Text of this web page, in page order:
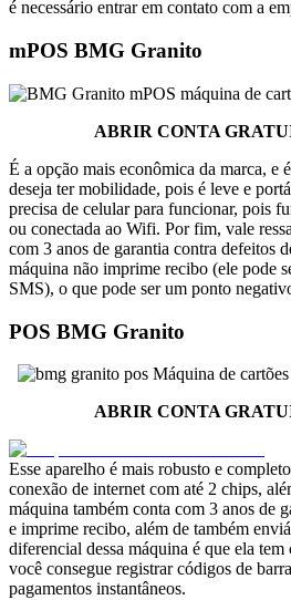
é necessário entrar em contato com a
mPOS BMG Granito
máquina de
ABRIR CONTA
É a opção mais econômica da marca, e
deseja ter mobilidade, pois é leve e
precisa de celular para funcionar, pois
ou conectada ao Wifi. Por fim, vale
com 3 anos de garantia contra defeitos
máquina não imprime recibo (ele pode
SMS), o que pode ser um ponto
POS BMG Granito
Máquina de
ABRIR CONTA
Esse aparelho é mais robusto e
conexão de internet com até 2 chips,
máquina também conta com 3 anos de
e imprime recibo, além de também
diferencial dessa máquina é que ela tem
você consegue registrar códigos de
pagamentos instantâneos.